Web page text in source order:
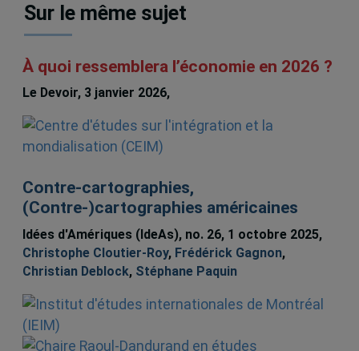
Sur le même sujet
À quoi ressemblera l’économie en 2026 ?
Le Devoir, 3 janvier 2026,
Contre-cartographies,
(Contre-)cartographies américaines
Idées d'Amériques (IdeAs), no. 26, 1 octobre 2025,
Christophe Cloutier-Roy, Frédérick Gagnon,
Christian Deblock, Stéphane Paquin